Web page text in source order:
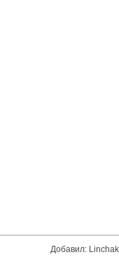
Добавил: Linchak